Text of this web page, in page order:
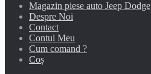
Magazin piese auto Jeep Dodge
Despre Noi
Contact
Contul Meu
Cum comand ?
Coș